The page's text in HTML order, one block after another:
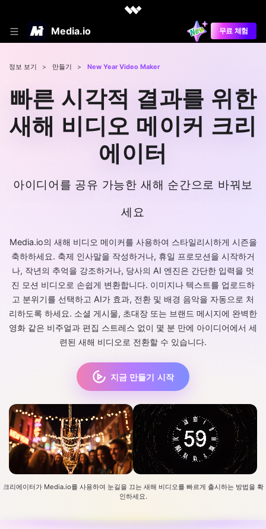
Media.io 무료 체험
정보 보기 > 만들기 > New Year Video Maker
빠른 시각적 결과를 위한
새해 비디오 메이커 크리
에이터
아이디어를 공유 가능한 새해 순간으로 바꿔보
세요
Media.io의 새해 비디오 메이커를 사용하여 스타일리시하게 시즌을
축하하세요. 축제 인사말을 작성하거나, 휴일 프로모션을 시작하거
나, 작년의 추억을 강조하거나, 당사의 AI 엔진은 간단한 입력을 멋
진 모션 비디오로 손쉽게 변환합니다. 이미지나 텍스트를 업로드하
고 분위기를 선택하고 AI가 효과, 전환 및 배경 음악을 자동으로 처
리하도록 하세요. 소셜 게시물, 초대장 또는 브랜드 메시지에 완벽한
영화 같은 비주얼과 편집 스트레스 없이 몇 분 만에 아이디어에서 세
련된 새해 비디오로 전환할 수 있습니다.
지금 만들기 시작
크리에이터가 Media.io를 사용하여 눈길을 끄는 새해 비디오를 빠르게 출시하는 방법을 확
인하세요.